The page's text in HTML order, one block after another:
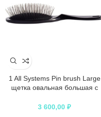
1 All Systems Pin brush Large
щетка овальная большая с
мм (цвета в ассортименте)
3 600,00 ₽